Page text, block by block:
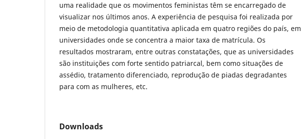
uma realidade que os movimentos feministas têm se encarregado de
visualizar nos últimos anos. A experiência de pesquisa foi realizada por
meio de metodologia quantitativa aplicada em quatro regiões do país, em
universidades onde se concentra a maior taxa de matrícula. Os
resultados mostraram, entre outras constatações, que as universidades
são instituições com forte sentido patriarcal, bem como situações de
assédio, tratamento diferenciado, reprodução de piadas degradantes
para com as mulheres, etc.
Downloads